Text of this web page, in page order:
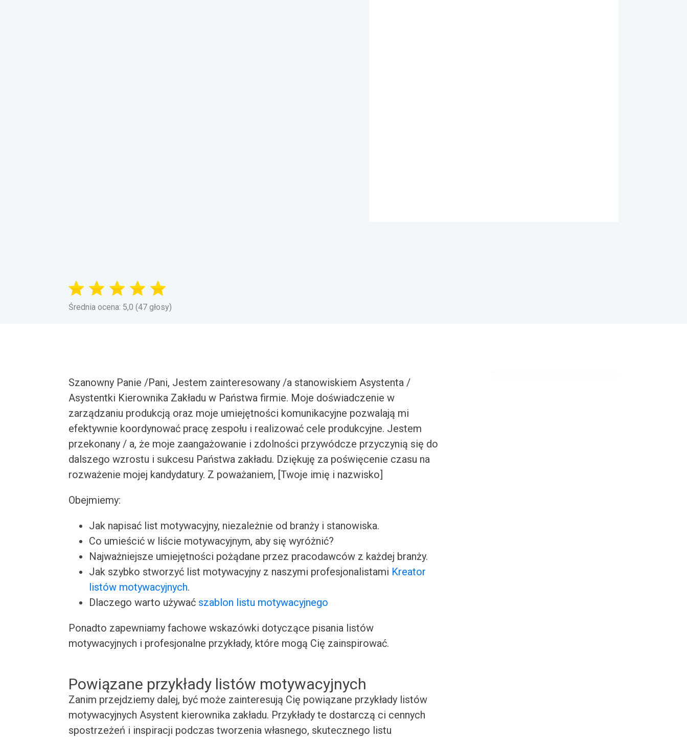
Średnia ocena: 5,0 (47 głosy)
Szanowny Panie /Pani, Jestem zainteresowany /a stanowiskiem Asystenta /
Asystentki Kierownika Zakładu w Państwa firmie. Moje doświadczenie w
zarządzaniu produkcją oraz moje umiejętności komunikacyjne pozwalają mi
efektywnie koordynować pracę zespołu i realizować cele produkcyjne. Jestem
przekonany / a, że moje zaangażowanie i zdolności przywódcze przyczynią się do
dalszego wzrostu i sukcesu Państwa zakładu. Dziękuję za poświęcenie czasu na
rozważenie mojej kandydatury. Z poważaniem, [Twoje imię i nazwisko]
Obejmiemy:
Jak napisać list motywacyjny, niezależnie od branży i stanowiska.
Co umieścić w liście motywacyjnym, aby się wyróżnić?
Najważniejsze umiejętności pożądane przez pracodawców z każdej branży.
Jak szybko stworzyć list motywacyjny z naszymi profesjonalistami Kreator
listów motywacyjnych.
Dlaczego warto używać szablon listu motywacyjnego
Ponadto zapewniamy fachowe wskazówki dotyczące pisania listów
motywacyjnych i profesjonalne przykłady, które mogą Cię zainspirować.
Powiązane przykłady listów motywacyjnych
Zanim przejdziemy dalej, być może zainteresują Cię powiązane przykłady listów
motywacyjnych Asystent kierownika zakładu. Przykłady te dostarczą ci cennych
spostrzeżeń i inspiracji podczas tworzenia własnego, skutecznego listu